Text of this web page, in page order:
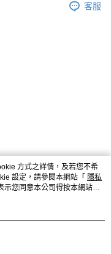
客服
方式之詳情，及若您不希
設定，請參閱本網站「 隱私
示您同意本公司得按本網站使